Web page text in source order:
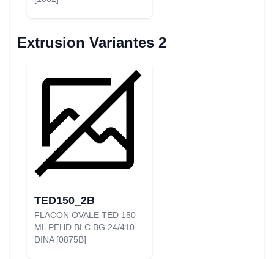
Extrusion Variantes 2
TED150_2B
FLACON OVALE TED 150
ML PEHD BLC BG 24/410
DINA [0875B]